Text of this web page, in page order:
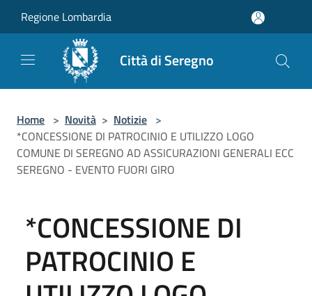
Regione Lombardia
Città di Seregno
Home > Novità > Notizie >
*CONCESSIONE DI PATROCINIO E UTILIZZO LOGO
COMUNE DI SEREGNO AD ASSICURAZIONI GENERALI ECC
SEREGNO - EVENTO FUORI GIRO
*CONCESSIONE DI
PATROCINIO E